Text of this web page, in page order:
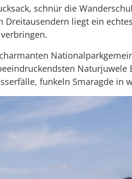
schnür die
Dreitausendern liegt ein
Naturjuwele
funkeln Smaragde in